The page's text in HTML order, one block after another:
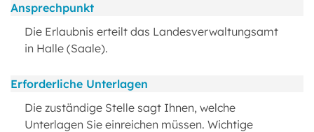
Ansprechpunkt
Die Erlaubnis erteilt das Landesverwaltungsamt
in Halle (Saale).
Erforderliche Unterlagen
Die zuständige Stelle sagt Ihnen, welche
Unterlagen Sie einreichen müssen. Wichtige